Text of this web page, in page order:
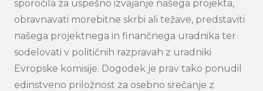
sporočila za uspešno izvajanje našega projekta,
obravnavati morebitne skrbi ali težave, predstaviti
našega projektnega in finančnega uradnika ter
sodelovati v političnih razpravah z uradniki
Evropske komisije. Dogodek je prav tako ponudil
edinstveno priložnost za osebno srečanje z